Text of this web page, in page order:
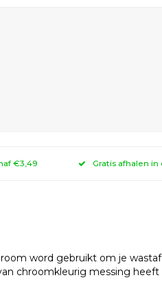
€3,49 Gratis afhalen
word gebruikt om je
chroomkleurig messing